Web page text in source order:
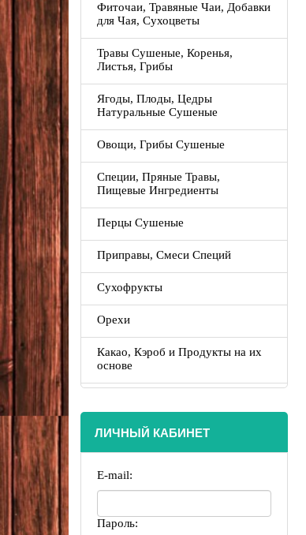
Фиточаи, Травяные Чаи, Добавки
для Чая, Сухоцветы
Травы Сушеные, Коренья,
Листья, Грибы
Ягоды, Плоды, Цедры
Натуральные Сушеные
Овощи, Грибы Сушеные
Специи, Пряные Травы,
Пищевые Ингредиенты
Перцы Сушеные
Приправы, Смеси Специй
Сухофрукты
Орехи
Какао, Кэроб и Продукты на их
основе
ЛИЧНЫЙ КАБИНЕТ
E-mail:
Пароль: